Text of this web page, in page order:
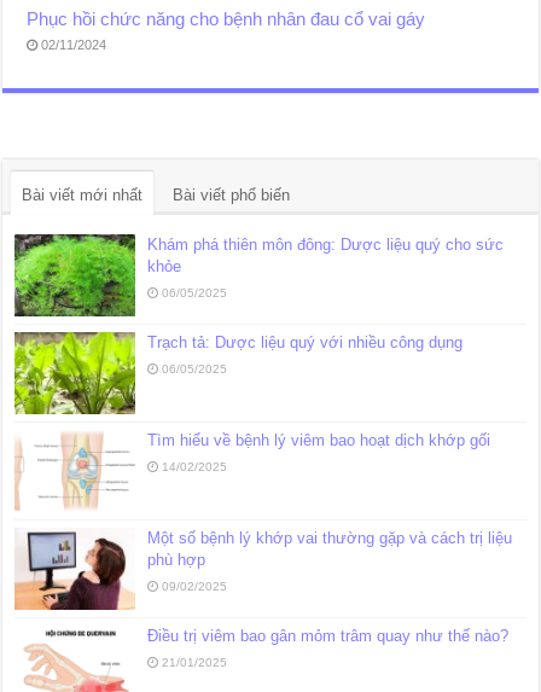
Phục hồi chức năng cho bệnh nhân đau cổ vai gáy
02/11/2024
Bài viết mới nhất Bài viết phổ biến
Khám phá thiên môn đông: Dược liệu quý cho sức
khỏe
06/05/2025
Trạch tả: Dược liệu quý với nhiều công dụng
06/05/2025
Tìm hiểu về bệnh lý viêm bao hoạt dịch khớp gối
14/02/2025
Một số bệnh lý khớp vai thường gặp và cách trị liệu
phù hợp
09/02/2025
Điều trị viêm bao gân mỏm trâm quay như thế nào?
21/01/2025